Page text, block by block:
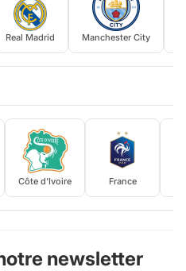
Real Madrid Manchester City
Côte d'Ivoire France
newsletter